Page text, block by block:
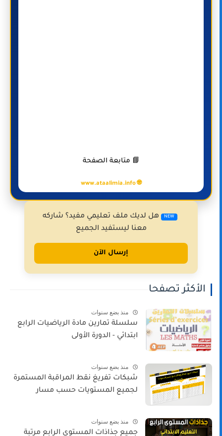
📘 متابعة الصفحة
🌐 www.ataalimia.info
NEW
هل لديك ملف تعليمي مفيد؟ شاركه
معنا ليستفيد الجميع
إرسال الآن
الأكثر تصفحا
منذ بضع سنوات
سلسلة تمارين مادة الرياضيات الرابع
ابتدائي - الدورة الأولى
منذ بضع سنوات
شبكات تفريغ نقط المراقبة المستمرة
لجميع المستويات حسب مسار
منذ بضع سنوات
جميع جذاذات المستوى الرابع مرتبة